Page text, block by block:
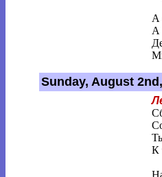
А
А
Sunday, August
К